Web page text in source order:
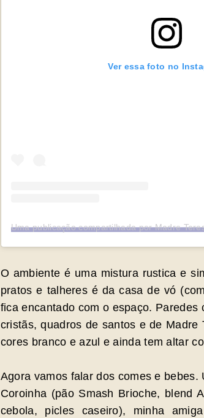
Ver essa foto no
O ambiente é uma mistura rustica e
pratos e talheres é da casa de vó
fica encantado com o espaço.
cristãs, quadros de santos e de
cores branco e azul e ainda tem altar
Agora vamos falar dos comes e
Coroinha (pão Smash Brioche, blend
cebola, picles caseiro), minha